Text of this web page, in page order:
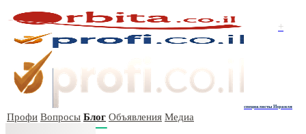
+
специалисты Израиля
Профи Вопросы Блог Объявления Медиа